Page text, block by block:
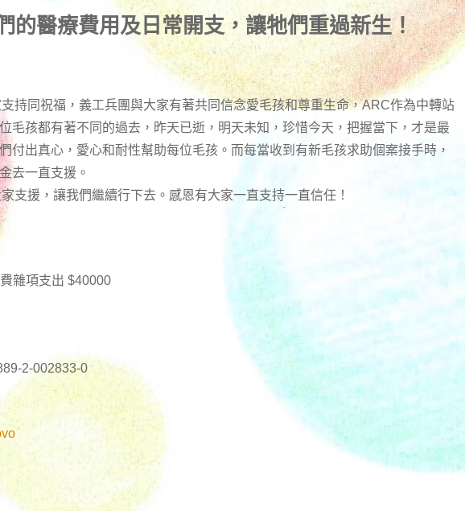
的醫療費用及日常開支，讓牠們重過新生！
持同祝福，義工兵團與大家有著共同信念愛毛孩和尊重生命，ARC作為中轉站
毛孩都有著不同的過去，昨天已逝，明天未知，珍惜今天，把握當下，才是最
付出真心，愛心和耐性幫助每位毛孩。而每當收到有新毛孩求助個案接手時，
去一直支援。
支援，讓我們繼續行下去。感恩有大家一直支持一直信任！
雜項支出 $40000
2-002833-0